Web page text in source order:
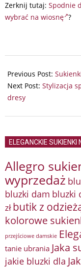
Zerknij tutaj: Spodnie
wybrać na wiosnę ?
03-
06
Previous Post:
Next Post: Stylizacja
dresy
ELEGANCKIE SUKIENKI
Allegro
wyprzedaż
bluzki dam bluzki
zł butik z
kolorowe
przejściowe damskie
tanie ubrania Jaka
jakie bluzki dla